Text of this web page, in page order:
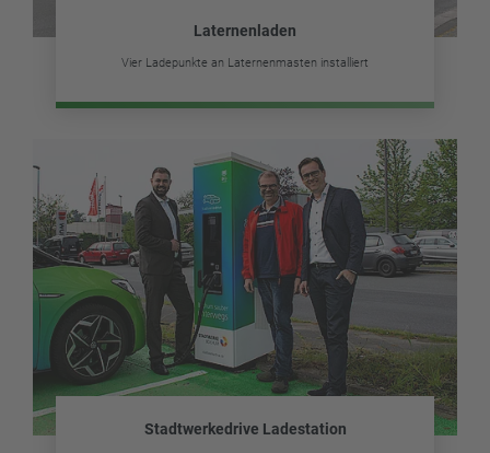
Laternenladen
Vier Ladepunkte an Laternenmasten installiert
Stadtwerkedrive Ladestation